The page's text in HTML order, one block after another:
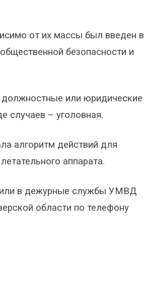
от их массы был введен в
безопасности и
должностные или юридические
случаев – уголовная.
алгоритм действий для
аппарата.
или в дежурные службы УМВД
области по телефону